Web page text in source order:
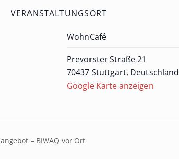
VERANSTALTUNGSORT
WohnCafé
Prevorster Straße 21
70437 Stuttgart, Deutschland
Google Karte anzeigen
– BIWAQ vor Ort